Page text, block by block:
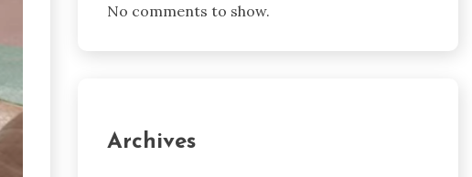
No comments to show.
Archives